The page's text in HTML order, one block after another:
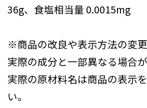
36g、食塩相当量 0.0015mg
※商品の改良や表示方法の変更
実際の成分と一部異なる場合が
実際の原材料名は商品の表示
い。